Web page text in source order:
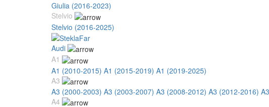
Giulia (2016-2023)
Stelvio
Stelvio (2016-2025)
Audi
A1
A1 (2010-2015) A1 (2015-2019) A1 (2019-2025)
A3
A3 (2000-2003) A3 (2003-2007) A3 (2008-2012) A3 (2012-2016)
A4